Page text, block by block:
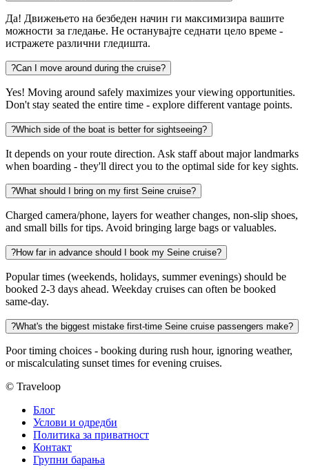
Да! Движењето на безбеден начин ги максимизира вашите
можности за гледање. Не останувајте седнати цело време -
истражете различни гледишта.
?Can I move around during the cruise?
Yes! Moving around safely maximizes your viewing opportunities.
Don't stay seated the entire time - explore different vantage points.
?Which side of the boat is better for sightseeing?
It depends on your route direction. Ask staff about major landmarks
when boarding - they'll direct you to the optimal side for key sights.
?What should I bring on my first Seine cruise?
Charged camera/phone, layers for weather changes, non-slip shoes,
and small bills for tips. Avoid bringing large bags or valuables.
?How far in advance should I book my Seine cruise?
Popular times (weekends, holidays, summer evenings) should be
booked 2-3 days ahead. Weekday cruises can often be booked
same-day.
?What's the biggest mistake first-time Seine cruise passengers make?
Poor timing choices - booking during rush hour, ignoring weather,
or miscalculating sunset times for evening cruises.
© Traveloop
Блог
Услови и одредби
Политика за приватност
Контакт
Групни барања